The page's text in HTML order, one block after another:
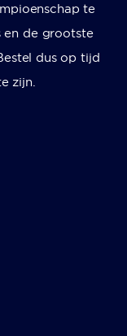
te
en de grootste
dus op tijd
zijn.